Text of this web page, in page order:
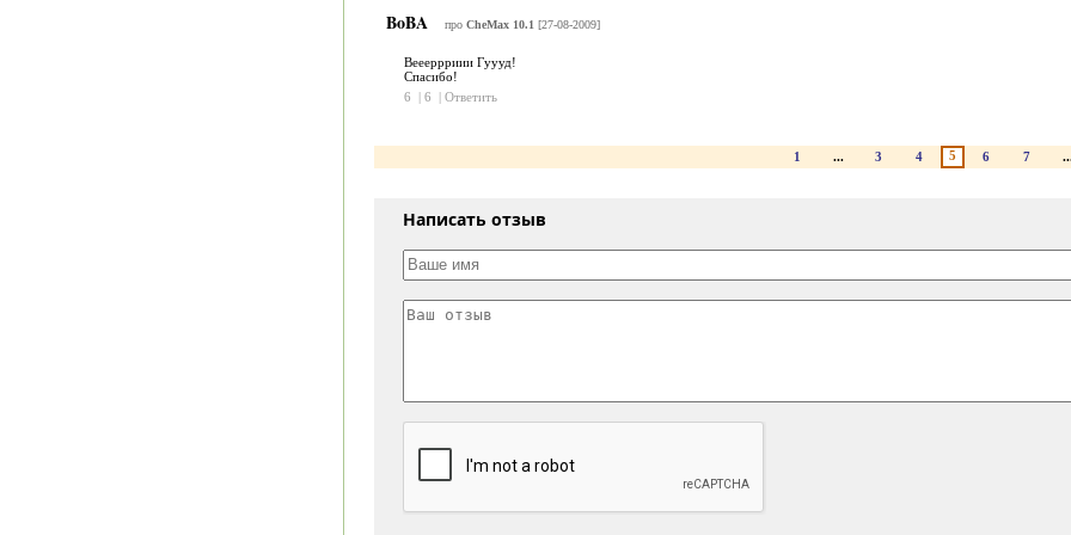
BoBA про CheMax 10.1 [27-08-2009]
Веееррриии Гуууд!
Спасибо!
6
| 6 | Ответить
1 ... 3 4 5 6 7
Написать отзыв